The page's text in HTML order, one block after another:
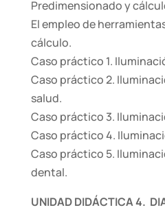
Predimensionado y
El empleo de
cálculo.
Caso práctico 1.
Caso práctico 2.
salud.
Caso práctico 3.
Caso práctico 4.
Caso práctico 5.
dental.
UNIDAD DIDÁCTICA 4.